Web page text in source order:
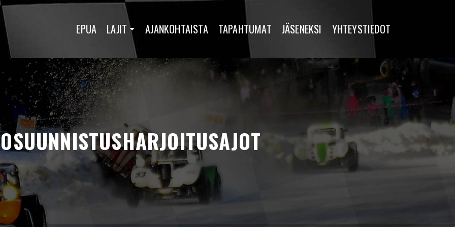
EPUA LAJIT AJANKOHTAISTA TAPAHTUMAT JÄSENEKSI YHTEYSTIEDOT